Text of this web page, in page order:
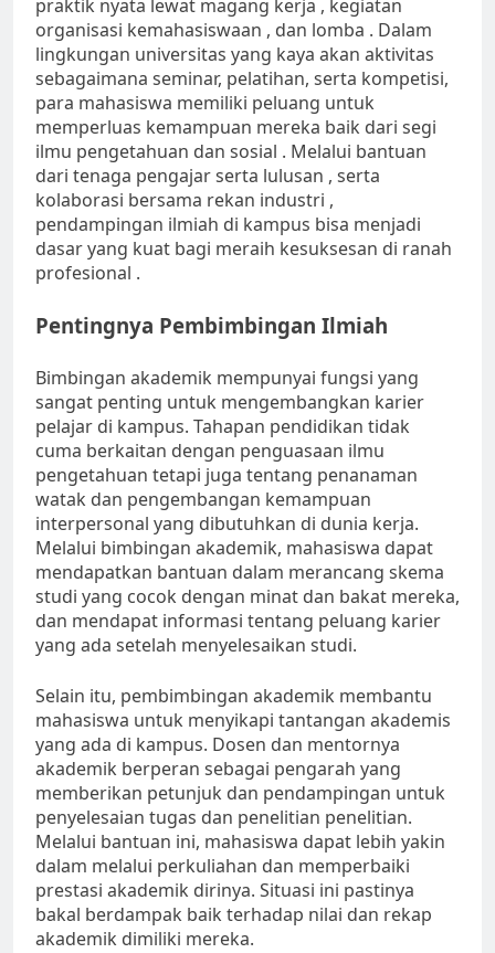
praktik nyata lewat magang kerja , kegiatan
organisasi kemahasiswaan , dan lomba . Dalam
lingkungan universitas yang kaya akan aktivitas
sebagaimana seminar, pelatihan, serta kompetisi,
para mahasiswa memiliki peluang untuk
memperluas kemampuan mereka baik dari segi
ilmu pengetahuan dan sosial . Melalui bantuan
dari tenaga pengajar serta lulusan , serta
kolaborasi bersama rekan industri ,
pendampingan ilmiah di kampus bisa menjadi
dasar yang kuat bagi meraih kesuksesan di ranah
profesional .
Pentingnya Pembimbingan Ilmiah
Bimbingan akademik mempunyai fungsi yang
sangat penting untuk mengembangkan karier
pelajar di kampus. Tahapan pendidikan tidak
cuma berkaitan dengan penguasaan ilmu
pengetahuan tetapi juga tentang penanaman
watak dan pengembangan kemampuan
interpersonal yang dibutuhkan di dunia kerja.
Melalui bimbingan akademik, mahasiswa dapat
mendapatkan bantuan dalam merancang skema
studi yang cocok dengan minat dan bakat mereka,
dan mendapat informasi tentang peluang karier
yang ada setelah menyelesaikan studi.
Selain itu, pembimbingan akademik membantu
mahasiswa untuk menyikapi tantangan akademis
yang ada di kampus. Dosen dan mentornya
akademik berperan sebagai pengarah yang
memberikan petunjuk dan pendampingan untuk
penyelesaian tugas dan penelitian penelitian.
Melalui bantuan ini, mahasiswa dapat lebih yakin
dalam melalui perkuliahan dan memperbaiki
prestasi akademik dirinya. Situasi ini pastinya
bakal berdampak baik terhadap nilai dan rekap
akademik dimiliki mereka.